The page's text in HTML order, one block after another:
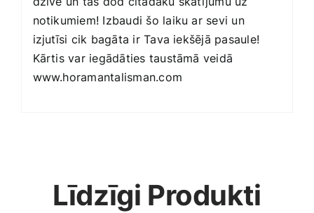
notikumiem! Izbaudi šo laiku ar sevi un
izjutīsi cik bagāta ir Tava iekšējā pasaule!
Kārtis var iegādāties taustāmā veidā
www.horamantalisman.com
Līdzīgi Produkti